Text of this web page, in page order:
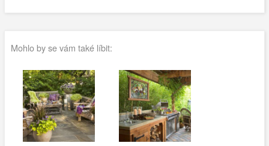
Mohlo by se vám také líbit: